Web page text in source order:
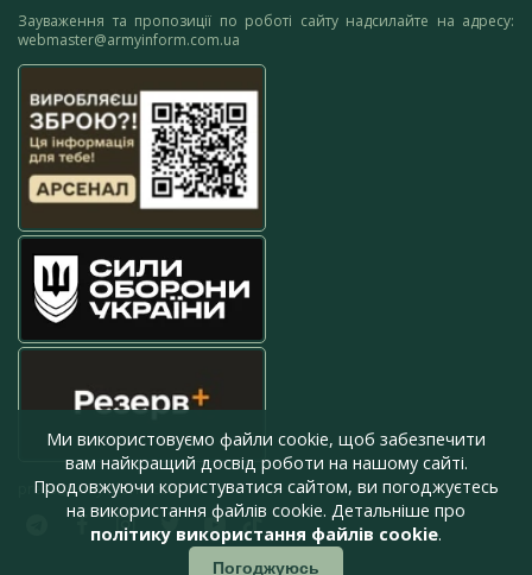
Зауваження та пропозиції по роботі сайту надсилайте на адресу:
webmaster@armyinform.com.ua
press@armyinform.com.ua
Ми використовуємо файли cookie, щоб забезпечити
вам найкращий досвід роботи на нашому сайті.
Продовжуючи користуватися сайтом, ви погоджуєтесь
на використання файлів cookie. Детальніше про
політику використання файлів cookie.
Погоджуюсь